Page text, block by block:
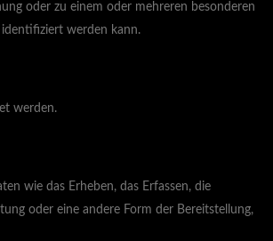
oder zu einem oder mehreren besonderen
werden kann.
werden.
wie das Erheben, das Erfassen, die
oder eine andere Form der Bereitstellung,